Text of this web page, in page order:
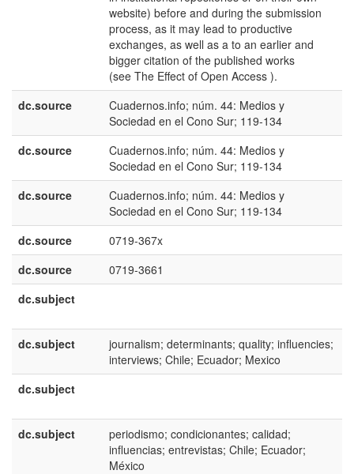
website) before and during the submission
process, as it may lead to productive
exchanges, as well as a to an earlier and
bigger citation of the published works
(see The Effect of Open Access ).
dc.source
Cuadernos.info; núm. 44: Medios y
Sociedad en el Cono Sur; 119-134
dc.source
Cuadernos.info; núm. 44: Medios y
Sociedad en el Cono Sur; 119-134
dc.source
Cuadernos.info; núm. 44: Medios y
Sociedad en el Cono Sur; 119-134
dc.source
0719-367x
dc.source
0719-3661
dc.subject
dc.subject
journalism; determinants; quality; influencies;
interviews; Chile; Ecuador; Mexico
dc.subject
dc.subject
periodismo; condicionantes; calidad;
influencias; entrevistas; Chile; Ecuador;
México